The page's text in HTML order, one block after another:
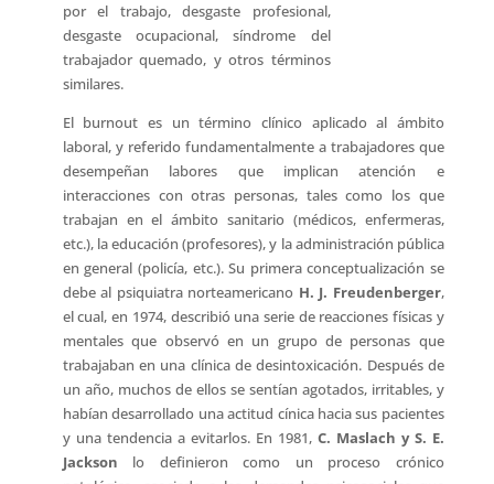
por el trabajo, desgaste profesional,
desgaste ocupacional, síndrome del
trabajador quemado, y otros términos
similares.
El burnout es un término clínico aplicado al ámbito
laboral, y referido fundamentalmente a trabajadores que
desempeñan labores que implican atención e
interacciones con otras personas, tales como los que
trabajan en el ámbito sanitario (médicos, enfermeras,
etc.), la educación (profesores), y la administración pública
en general (policía, etc.). Su primera conceptualización se
debe al psiquiatra norteamericano H. J. Freudenberger,
el cual, en 1974, describió una serie de reacciones físicas y
mentales que observó en un grupo de personas que
trabajaban en una clínica de desintoxicación. Después de
un año, muchos de ellos se sentían agotados, irritables, y
habían desarrollado una actitud cínica hacia sus pacientes
y una tendencia a evitarlos. En 1981, C. Maslach y S. E.
Jackson lo definieron como un proceso crónico